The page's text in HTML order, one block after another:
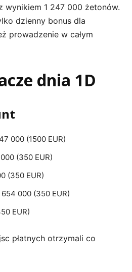
wynikiem 1 247 000 żetonów.
dzienny bonus dla
prowadzenie w całym
dnia 1D
000 (1500 EUR)
(350 EUR)
(350 EUR)
000 (350 EUR)
EUR)
płatnych otrzymali co